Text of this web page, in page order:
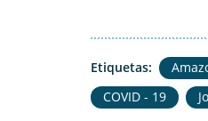
Etiquetas:
COVID - 19